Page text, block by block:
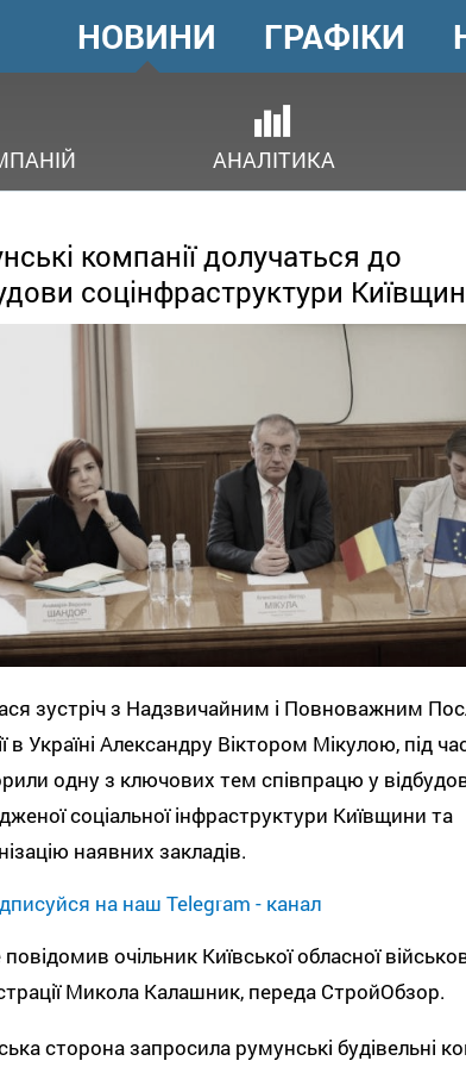
ГОЛОВНЕ
МЕНЮ
НОВИНИ
АНАЛІТИКА
ГРАФІКИ
компанії долучаться до
соцінфраструктури
зустріч з Надзвичайним і Повноважним
в Україні Александру Віктором Мікулою, під
одну з ключових тем співпрацю у
соціальної інфраструктури Київщини та
наявних закладів.
на наш Telegram - канал
очільник Київської обласної
Микола Калашник, переда СтройОбзор.
сторона запросила румунські будівельні